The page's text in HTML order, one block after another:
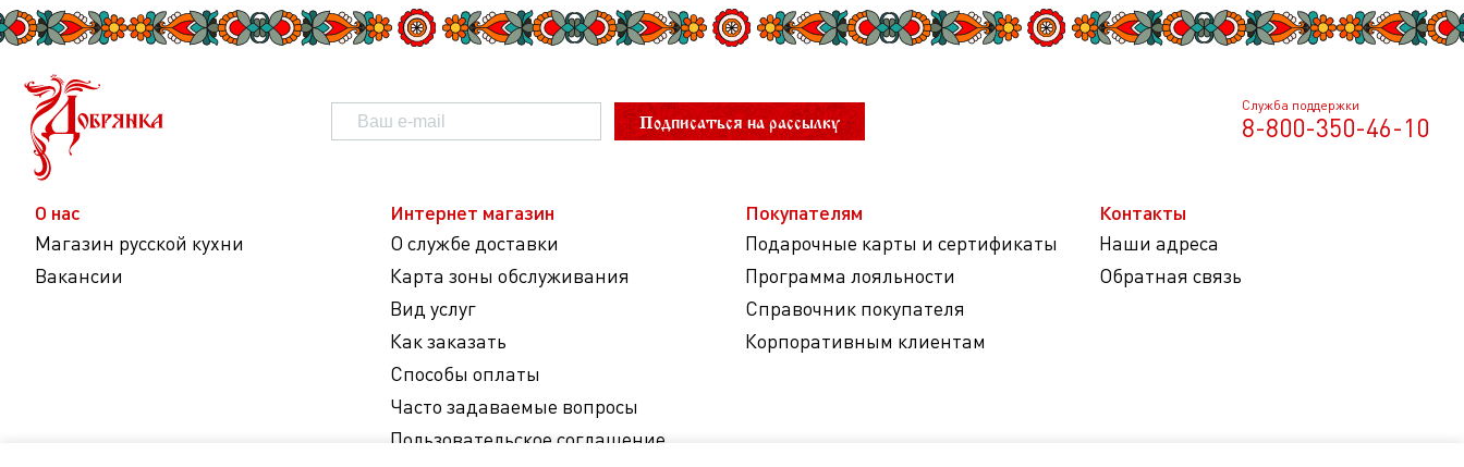
Подписаться на рассылку
Служба поддержки
8-800-350-46-10
О нас
Магазин русской кухни
Вакансии
Интернет магазин
О службе доставки
Карта зоны обслуживания
Вид услуг
Как заказать
Способы оплаты
Часто задаваемые вопросы
Пользовательское соглашение
Покупателям
Подарочные карты и сертификаты
Программа лояльности
Справочник покупателя
Корпоративным клиентам
Контакты
Наши адреса
Обратная связь